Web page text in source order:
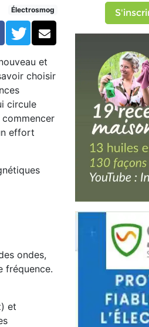
« débutants
Électrosmog
TwitterCourriel
et
choisir
circule
effort
ondes,
fréquence.
et